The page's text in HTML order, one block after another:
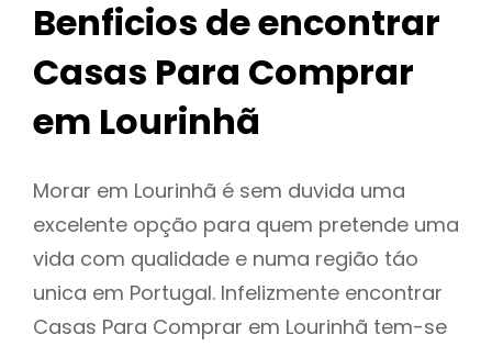
Benficios de encontrar
Casas Para Comprar
em Lourinhã
Morar em Lourinhã é sem duvida uma
excelente opção para quem pretende uma
vida com qualidade e numa região táo
unica em Portugal. Infelizmente encontrar
Casas Para Comprar em Lourinhã tem-se